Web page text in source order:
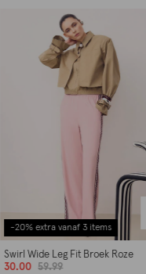
-20% extra vanaf 3 items
oversized fit
Sporty Oversized Ruiten Blazer
79.99
99.99